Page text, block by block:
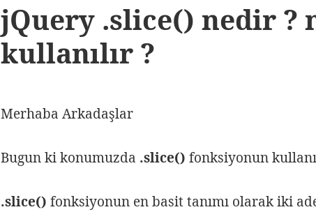
jQuery .slice() nedir ?
kullanılır ?
Merhaba Arkadaşlar
Bugun ki konumuzda .slice() fonksiyonun
.slice() fonksiyonun en basit tanımı olarak iki